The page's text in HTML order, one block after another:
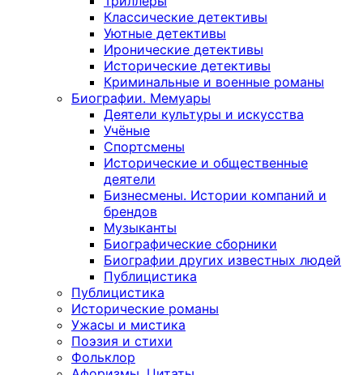
Классические детективы
Уютные детективы
Иронические детективы
Исторические детективы
Криминальные и военные романы
Биографии. Мемуары
Деятели культуры и искусства
Учёные
Спортсмены
Исторические и общественные
деятели
Бизнесмены. Истории компаний и
брендов
Музыканты
Биографические сборники
Биографии других известных людей
Публицистика
Публицистика
Исторические романы
Ужасы и мистика
Поэзия и стихи
Фольклор